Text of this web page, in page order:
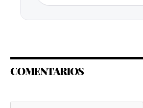
COMENTARIOS